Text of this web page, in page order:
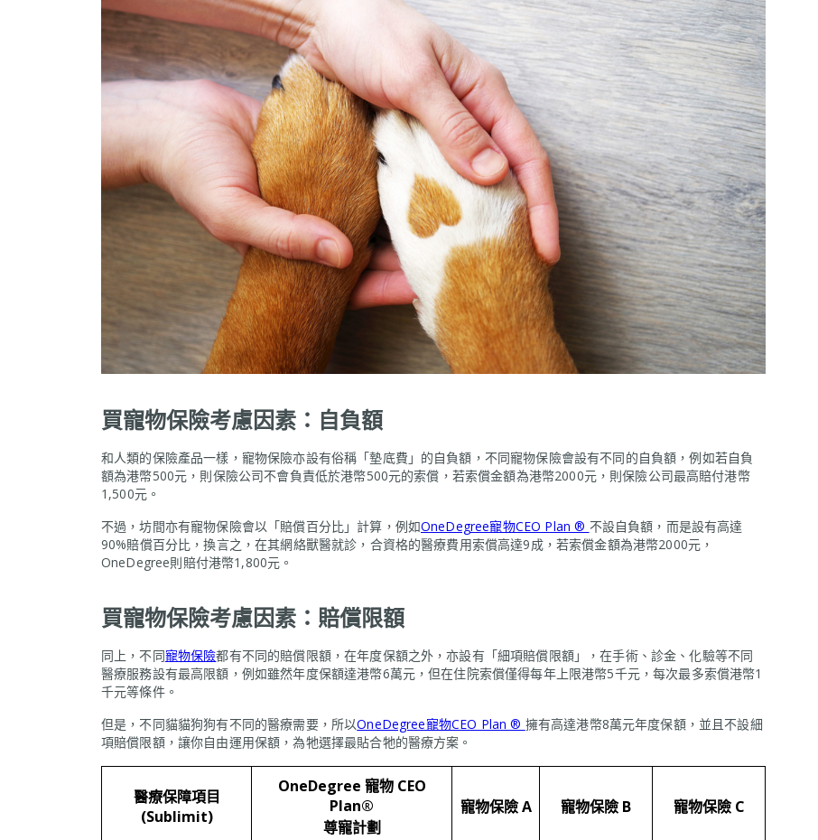
買寵物保險考慮因素：自負額
和人類的保險產品一樣，寵物保險亦設有俗稱「墊底費」的自負額，不同寵物保險會設有不同的自負額，例如若自負
額為港幣500元，則保險公司不會負責低於港幣500元的索償，若索償金額為港幣2000元，則保險公司最高賠付港幣
1,500元。
不過，坊間亦有寵物保險會以「賠償百分比」計算，例如OneDegree寵物CEO Plan ® 不設自負額，而是設有高達
90%賠償百分比，換言之，在其網絡獸醫就診，合資格的醫療費用索償高達9成，若索償金額為港幣2000元，
OneDegree則賠付港幣1,800元。
買寵物保險考慮因素：賠償限額
同上，不同寵物保險都有不同的賠償限額，在年度保額之外，亦設有「細項賠償限額」，在手術、診金、化驗等不同
醫療服務設有最高限額，例如雖然年度保額達港幣6萬元，但在住院索償僅得每年上限港幣5千元，每次最多索償港幣1
千元等條件。
但是，不同貓貓狗狗有不同的醫療需要，所以OneDegree寵物CEO Plan ® 擁有高達港幣8萬元年度保額，並且不設細
項賠償限額，讓你自由運用保額，為牠選擇最貼合牠的醫療方案。
醫療保障項目
(Sublimit)
OneDegree 寵物 CEO
Plan®
尊寵計劃
寵物保險 A 寵物保險 B 寵物保險 C